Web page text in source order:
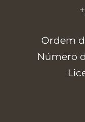
Ordem
Número